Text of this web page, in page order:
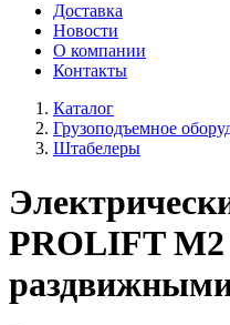
Доставка
Новости
О компании
Контакты
Каталог
Грузоподъемное
Штабелеры
PROLIFT M2